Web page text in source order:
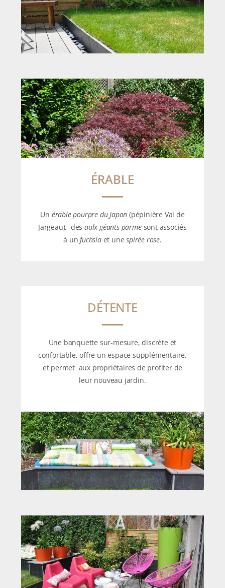
ÉRABLE
Un érable pourpre du Japon (pépinière Val de
Jargeau), desaulx géants parmesont associés
à unfuchsiaet unespirée rose.
DÉTENTE
Une banquette sur-mesure, discrète et
confortable, offre un espace supplémentaire,
et permet aux propriétaires de profiter de
leur nouveau jardin.